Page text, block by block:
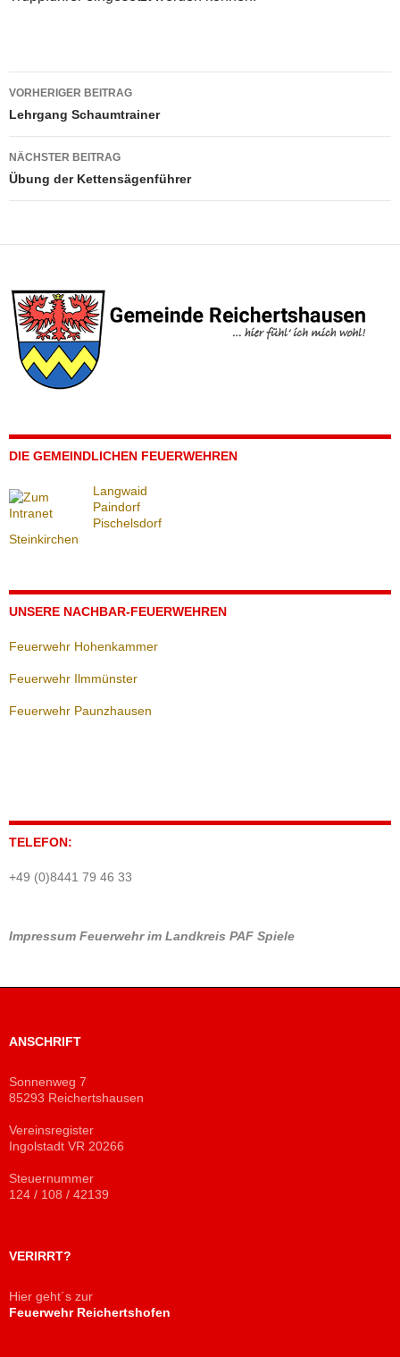
Beitragsnavigation
VORHERIGER BEITRAG
Lehrgang Schaumtrainer
NÄCHSTER BEITRAG
Übung der Kettensägenführer
DIE GEMEINDLICHEN FEUERWEHREN
Langwaid
Paindorf
Pischelsdorf
Steinkirchen
UNSERE NACHBAR-FEUERWEHREN
Feuerwehr Hohenkammer
Feuerwehr Ilmmünster
Feuerwehr Paunzhausen
TELEFON:
+49 (0)8441 79 46 33
Impressum Feuerwehr im Landkreis PAF Spiele
ANSCHRIFT
Sonnenweg 7
85293 Reichertshausen
Vereinsregister
Ingolstadt VR 20266
Steuernummer
124 / 108 / 42139
VERIRRT?
Hier geht´s zur
Feuerwehr Reichertshofen